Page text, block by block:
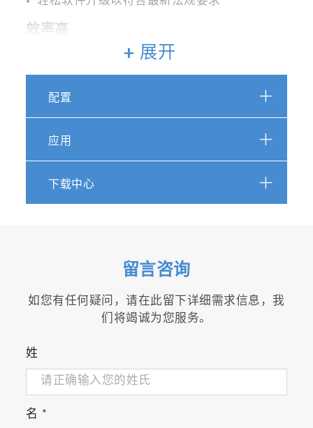
效率高
准确测量与高度可重复性
认证与研发应用
全自动测试，采用 STARS 测试自动化软件
可维修
全球服务网络
+ 展开
配置
应用
下载中心
留言咨询
如您有任何疑问，请在此留下详细需求信息，我
们将竭诚为您服务。
姓
名 *